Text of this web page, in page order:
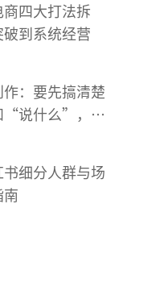
四大打法拆
到系统经营
：要先搞清楚
“说什么”，再
细分人群与场
南